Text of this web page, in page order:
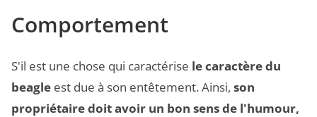
Comportement
S'il est une chose qui caractérise le caractère du
beagle est due à son entêtement. Ainsi, son
propriétaire doit avoir un bon sens de l'humour,